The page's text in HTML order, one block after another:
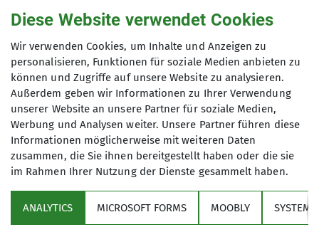
Organisation
Stefan
Details
Über den Verein
Diese Website verwendet Cookies
Wir verwenden Cookies, um Inhalte und Anzeigen zu
personalisieren, Funktionen für soziale Medien anbieten zu
können und Zugriffe auf unsere Website zu analysieren.
Außerdem geben wir Informationen zu Ihrer Verwendung
unserer Website an unsere Partner für soziale Medien,
Werbung und Analysen weiter. Unsere Partner führen diese
Informationen möglicherweise mit weiteren Daten
zusammen, die Sie ihnen bereitgestellt haben oder die sie
im Rahmen Ihrer Nutzung der Dienste gesammelt haben.
ANALYTICS MICROSOFT FORMS MOOBLY SYSTEM